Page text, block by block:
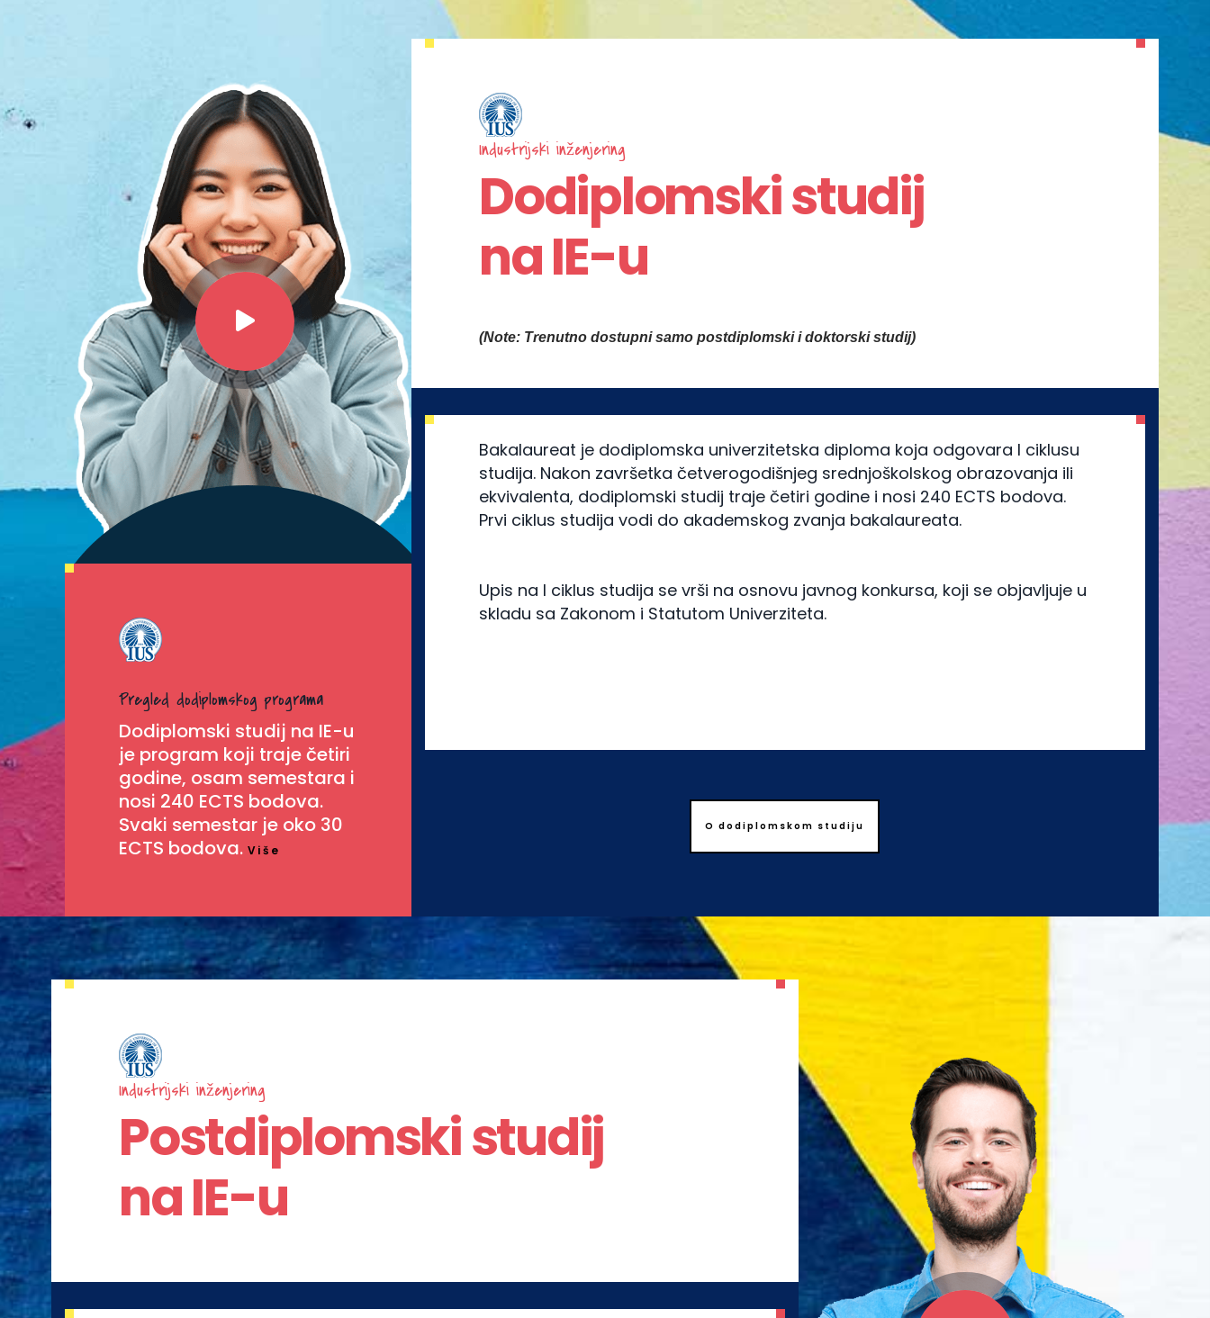
Pregled dodiplomskog programa
Dodiplomski studij na IE-u
je program koji traje četiri
godine, osam semestara i
nosi 240 ECTS bodova.
Svaki semestar je oko 30
ECTS bodova. Više
Industrijski inženjering
Dodiplomski studij
na IE-u
(Note: Trenutno dostupni samo postdiplomski i doktorski studij)
Bakalaureat je dodiplomska univerzitetska diploma koja odgovara I ciklusu
studija. Nakon završetka četverogodišnjeg srednjoškolskog obrazovanja ili
ekvivalenta, dodiplomski studij traje četiri godine i nosi 240 ECTS bodova.
Prvi ciklus studija vodi do akademskog zvanja bakalaureata.
Upis na I ciklus studija se vrši na osnovu javnog konkursa, koji se objavljuje u
skladu sa Zakonom i Statutom Univerziteta.
O dodiplomskom studiju
Industrijski inženjering
Postdiplomski studij
na IE-u